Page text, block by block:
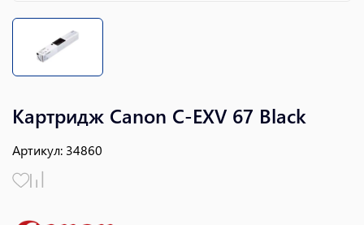
Картридж Canon C-EXV 67 Black
Артикул: 34860